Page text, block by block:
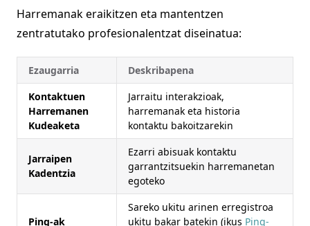
Harremanak eraikitzen eta mantentzen
zentratutako profesionalentzat diseinatua:
Ezaugarria
Deskribapena
Kontaktuen
Harremanen
Kudeaketa
Jarraitu interakzioak,
harremanak eta historia
kontaktu bakoitzarekin
Jarraipen
Kadentzia
Ezarri abisuak kontaktu
garrantzitsuekin harremanetan
egoteko
Ping-ak
Sareko ukitu arinen erregistroa
ukitu bakar batekin (ikus Ping-